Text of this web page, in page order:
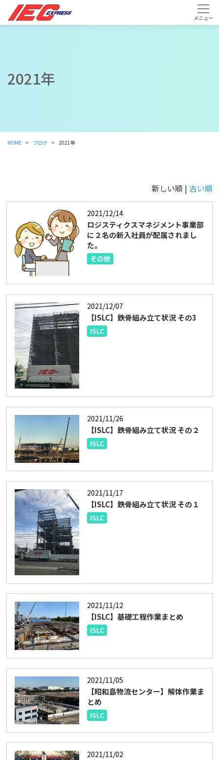
2021年
HOME ブログ 2021年
新しい順 | 古い順
2021/12/14
ロジスティクスマネジメント事業部
に２名の新入社員が配属されまし
た。
その他
2021/12/07
【ISLC】鉄骨組み立て状況 その3
ISLC
2021/11/26
【ISLC】鉄骨組み立て状況 その２
ISLC
2021/11/17
【ISLC】鉄骨組み立て状況 その１
ISLC
2021/11/12
【ISLC】基礎工程作業まとめ
ISLC
2021/11/05
【昭和島物流センター】解体作業ま
とめ
ISLC
2021/11/02